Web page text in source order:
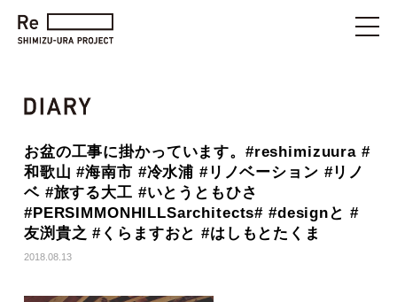
お盆の工事に掛かっています。#reshimizuura #
和歌山 #海南市 #冷水浦 #リノベーション #リノ
ベ #旅する大工 #いとうともひさ
#PERSIMMONHILLSarchitects# #designと #
友渕貴之 #くらますおと #はしもとたくま
2018.08.13